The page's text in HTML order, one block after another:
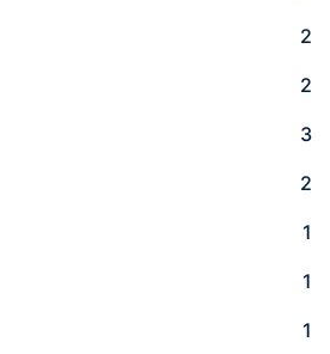
2
2
3
2
1
1
1